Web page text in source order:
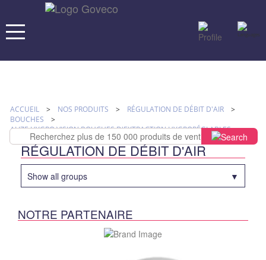
ACCUEIL > NOS PRODUITS > RÉGULATION DE DÉBIT D'AIR >
BOUCHES >
ALIZE HYGRO VISION BOUCHES D'EXTRACTION HYGRORÉGLABLES
RÉGULATION DE DÉBIT D'AIR
Show all groups
NOTRE PARTENAIRE